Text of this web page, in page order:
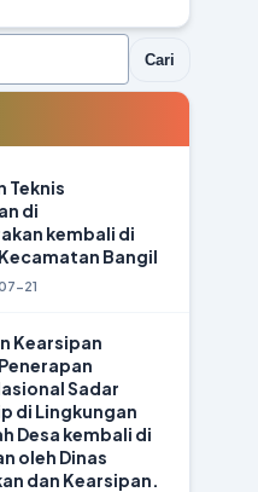
Cari
Teknis
di
kembali di
Bangil
21
Kearsipan
Sadar
di Lingkungan
Desa kembali di
oleh Dinas
dan Kearsipan.